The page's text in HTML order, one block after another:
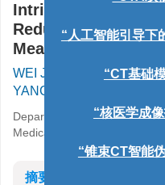
Intrinsic Impact of
Reduction
Measurement in
WEI Jiangtao , CHENG
YANG Jiashuo
Department of Radiology,
Medical University, Beijing
摘要
“CTA
“人工智能引导
“CT基础
“核医学成
“锥束CT智能